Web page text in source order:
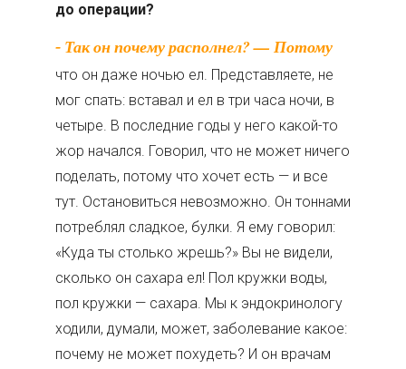
до операции?
- Так он почему располнел? — Потому
что он даже ночью ел. Представляете, не
мог спать: вставал и ел в три часа ночи, в
четыре. В последние годы у него какой-то
жор начался. Говорил, что не может ничего
поделать, потому что хочет есть — и все
тут. Остановиться невозможно. Он тоннами
потреблял сладкое, булки. Я ему говорил:
«Куда ты столько жрешь?» Вы не видели,
сколько он сахара ел! Пол кружки воды,
пол кружки — сахара. Мы к эндокринологу
ходили, думали, может, заболевание какое:
почему не может похудеть? И он врачам